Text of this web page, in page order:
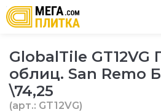
GlobalTile GT12VG
облиц. San Remo
\74,25
(арт.: GT12VG)